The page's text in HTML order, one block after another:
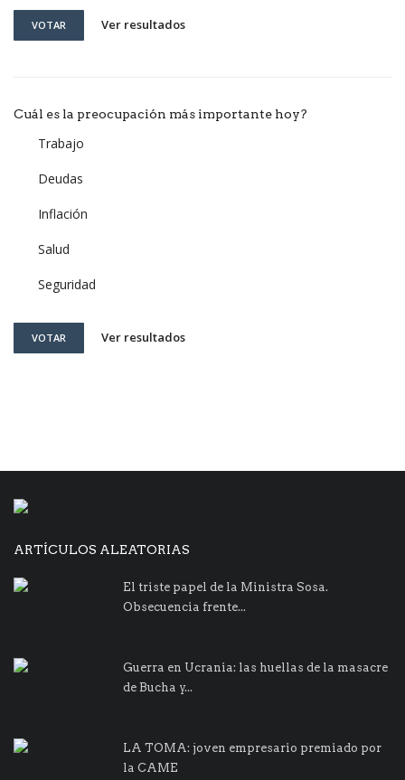
VOTAR Ver resultados
Cuál es la preocupación más importante hoy?
Trabajo
Deudas
Inflación
Salud
Seguridad
VOTAR Ver resultados
ARTÍCULOS ALEATORIAS
El triste papel de la Ministra Sosa.
Obsecuencia frente...
Guerra en Ucrania: las huellas de la masacre
de Bucha y...
LA TOMA: joven empresario premiado por
la CAME